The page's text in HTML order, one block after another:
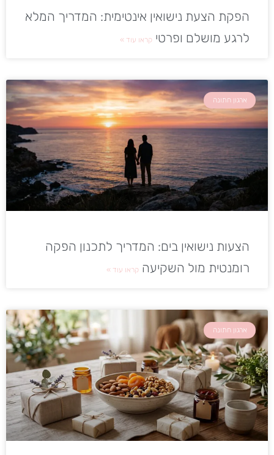
הפקת הצעת נישואין אינטימית: המדריך המלא
לרגע מושלם ופרטי קראו עוד »
ארגון חתונה
הצעות נישואין בים: המדריך לתכנון הפקה
רומנטית מול השקיעה קראו עוד »
ארגון חתונה